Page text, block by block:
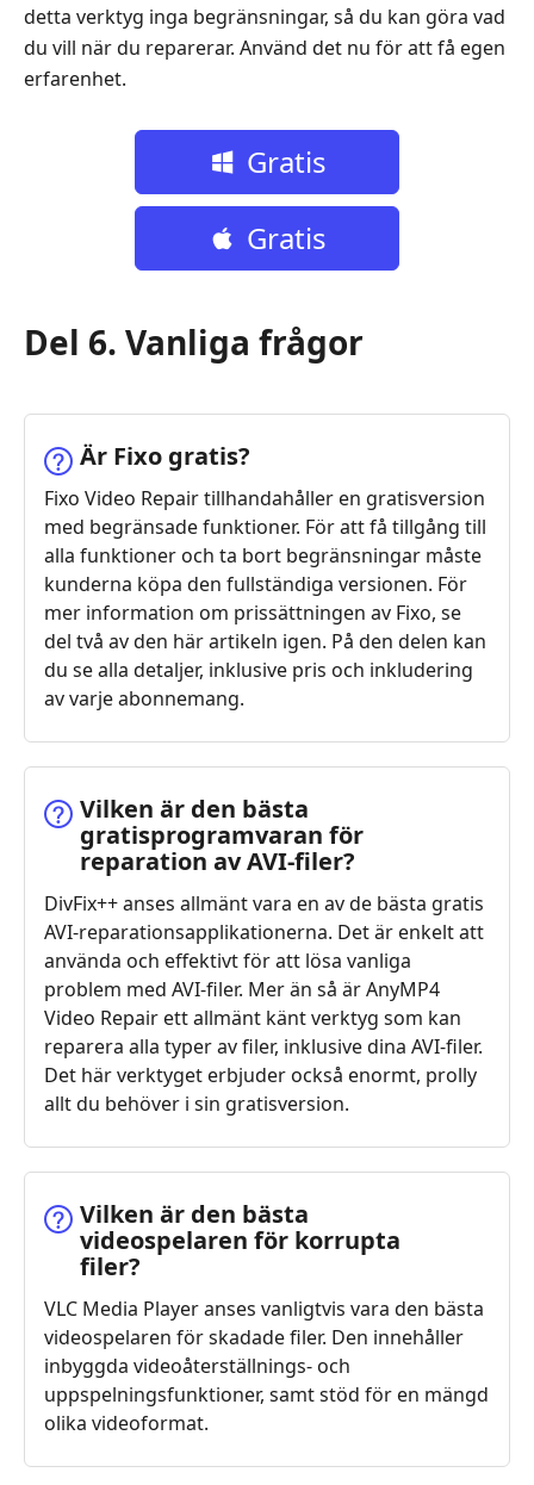
detta verktyg inga begränsningar, så du kan göra vad
du vill när du reparerar. Använd det nu för att få egen
erfarenhet.
Gratis
nedladdning
Gratis
Del 6. Vanliga frågor
Är Fixo gratis?
Fixo Video Repair tillhandahåller en gratisversion
med begränsade funktioner. För att få tillgång till
alla funktioner och ta bort begränsningar måste
kunderna köpa den fullständiga versionen. För
mer information om prissättningen av Fixo, se
del två av den här artikeln igen. På den delen kan
du se alla detaljer, inklusive pris och inkludering
av varje abonnemang.
Vilken är den bästa
gratisprogramvaran för
reparation av AVI-filer?
DivFix++ anses allmänt vara en av de bästa gratis
AVI-reparationsapplikationerna. Det är enkelt att
använda och effektivt för att lösa vanliga
problem med AVI-filer. Mer än så är AnyMP4
Video Repair ett allmänt känt verktyg som kan
reparera alla typer av filer, inklusive dina AVI-filer.
Det här verktyget erbjuder också enormt, prolly
allt du behöver i sin gratisversion.
Vilken är den bästa
videospelaren för korrupta
filer?
VLC Media Player anses vanligtvis vara den bästa
videospelaren för skadade filer. Den innehåller
inbyggda videoåterställnings- och
uppspelningsfunktioner, samt stöd för en mängd
olika videoformat.